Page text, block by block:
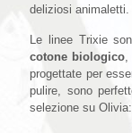
deliziosi animaletti.
Le linee Trixie
cotone biologico,
progettate per
pulire, sono
selezione su Olivia: